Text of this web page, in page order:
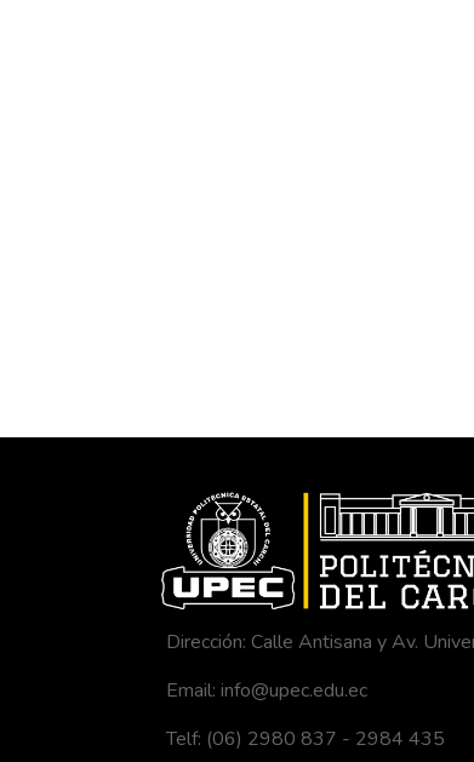
Dirección: Calle Antisana y Av.
Email: info@upec.edu.ec
Telf: (06) 2980 837 - 2984 435